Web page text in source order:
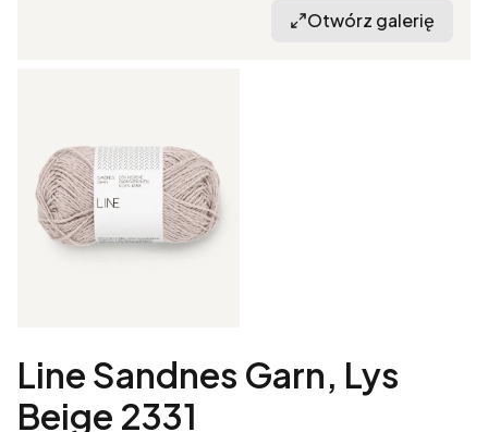
Otwórz galerię
Line Sandnes Garn, Lys
Beige 2331